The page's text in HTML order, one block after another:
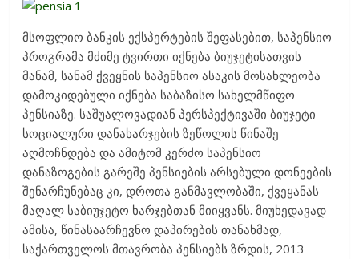
მსოფლიო ბანკის ექსპერტების შეფასებით, საპენსიო
პროგრამა მძიმე ტვირთი იქნება ბიუჯეტისათვის
მანამ, სანამ ქვეყნის საპენსიო ასაკის მოსახლეობა
დამოკიდებული იქნება საბაზისო სახელმწიფო
პენსიაზე. საშუალოვადიან პერსპექტივაში ბიუჯეტი
სოციალური დანახარჯების ზეწოლის წინაშე
აღმოჩნდება და ამიტომ კერძო საპენსიო
დანაზოგების გარეშე პენსიების არსებული დონეების
შენარჩუნებაც კი, დროთა განმავლობაში, ქვეყანას
მაღალ საბიუჯეტო ხარჯებთან მიიყვანს. მიუხედავად
ამისა, წინასაარჩევნო დაპირების თანახმად,
საქართველოს მთავრობა პენსიებს ზრდის, 2013